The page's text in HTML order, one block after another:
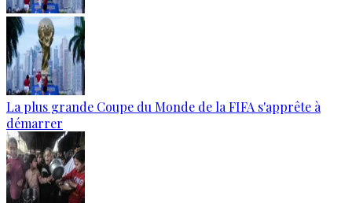
La plus grande Coupe du Monde de la FIFA s'apprête à
démarrer